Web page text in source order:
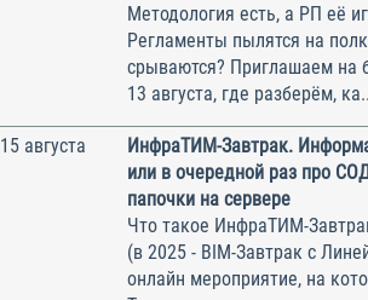
Методология есть, а РП её
Регламенты пылятся на
срываются? Приглашаем на
13 августа, где разберём,
15 августа
ИнфраТИМ-Завтрак.
или в очередной раз про
папочки на сервере
Что такое ИнфраТИМ-
(в 2025 - BIM-Завтрак с
онлайн мероприятие, на